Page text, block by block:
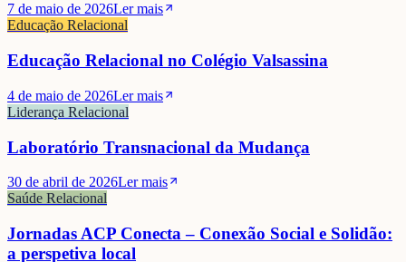
7 de maio de 2026Ler mais
Educação Relacional
Educação Relacional no Colégio Valsassina
4 de maio de 2026Ler mais
Liderança Relacional
Laboratório Transnacional da Mudança
30 de abril de 2026Ler mais
Saúde Relacional
Jornadas ACP Conecta – Conexão Social e Solidão:
a perspetiva local